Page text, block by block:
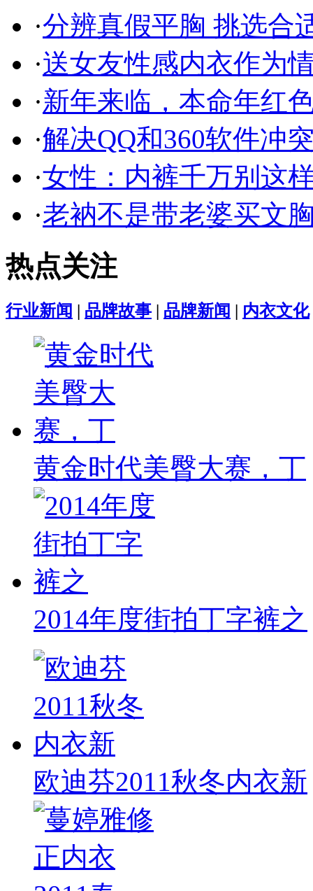
·分辨真假平胸 挑选合
·送女友性感内衣作为
·新年来临，本命年红
·解决QQ和360软件冲
·女性：内裤千万别这
·老衲不是带老婆买文
热点关注
行业新闻 | 品牌故事 | 品牌新闻 | 内衣文化
黄金时代美臀大赛，丁
2014年度街拍丁字裤之
欧迪芬2011秋冬内衣新